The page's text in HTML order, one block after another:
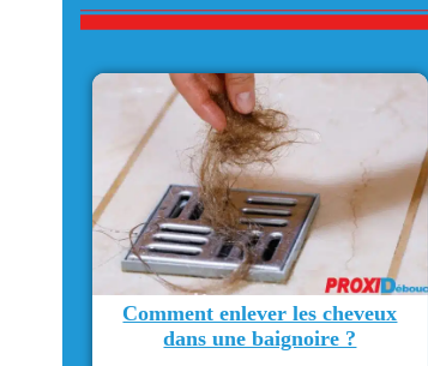
Comment enlever les cheveux
dans une baignoire ?